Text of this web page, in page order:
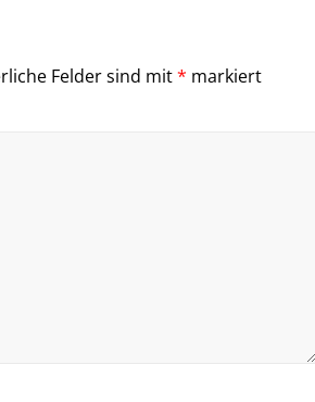
Felder sind mit* markiert